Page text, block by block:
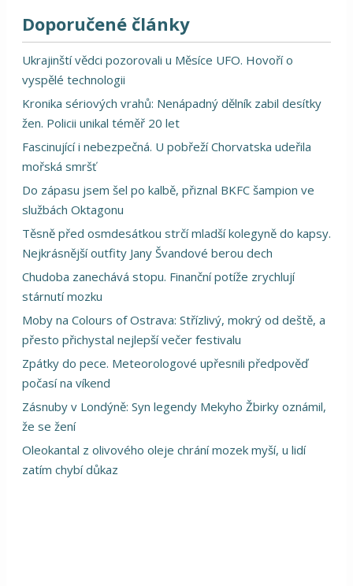
Doporučené články
Ukrajinští vědci pozorovali u Měsíce UFO. Hovoří o
vyspělé technologii
Kronika sériových vrahů: Nenápadný dělník zabil desítky
žen. Policii unikal téměř 20 let
Fascinující i nebezpečná. U pobřeží Chorvatska udeřila
mořská smršť
Do zápasu jsem šel po kalbě, přiznal BKFC šampion ve
službách Oktagonu
Těsně před osmdesátkou strčí mladší kolegyně do kapsy.
Nejkrásnější outfity Jany Švandové berou dech
Chudoba zanechává stopu. Finanční potíže zrychlují
stárnutí mozku
Moby na Colours of Ostrava: Střízlivý, mokrý od deště, a
přesto přichystal nejlepší večer festivalu
Zpátky do pece. Meteorologové upřesnili předpověď
počasí na víkend
Zásnuby v Londýně: Syn legendy Mekyho Žbirky oznámil,
že se žení
Oleokantal z olivového oleje chrání mozek myší, u lidí
zatím chybí důkaz